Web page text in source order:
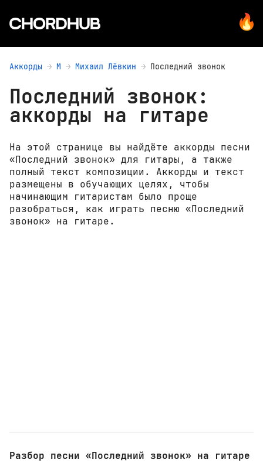
Аккорды М Михаил Лёвкин Последний звонок
Последний звонок:
аккорды на гитаре
На этой странице вы найдёте аккорды песни
«Последний звонок» для гитары, а также
полный текст композиции. Аккорды и текст
размещены в обучающих целях, чтобы
начинающим гитаристам было проще
разобраться, как играть песню «Последний
звонок» на гитаре.
Разбор песни «Последний звонок» на гитаре